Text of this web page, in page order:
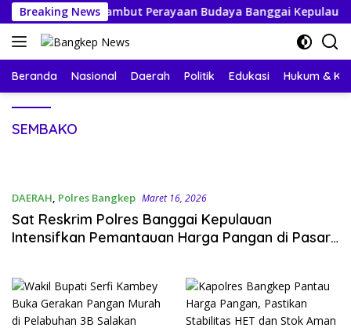
Langsung
ke
konten
Breaking News
Bersiap Sambut Perayaan Budaya Banggai Kepulauan
Beranda Nasional Daerah Politik Edukasi Hukum &
SEMBAKO
DAERAH, Polres Bangkep Maret 16, 2026
Sat Reskrim Polres Banggai Kepulauan
Intensifkan Pemantauan Harga Pangan di Pasar